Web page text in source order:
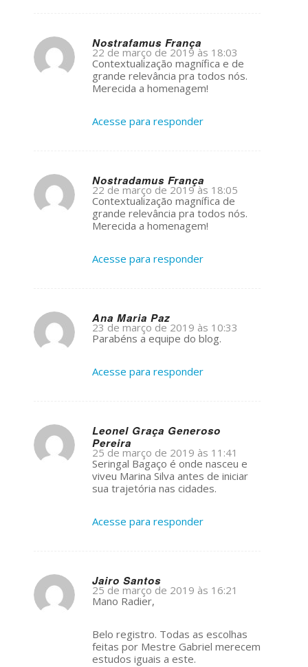
Nostrafamus França
s
ays:
22 de março de 2019 às 18:03
Contextualização magnífica e de
grande relevância pra todos nós.
Merecida a homenagem!
Acesse para responder
Nostradamus França
s
ays:
22 de março de 2019 às 18:05
Contextualização magnífica de
grande relevância pra todos nós.
Merecida a homenagem!
Acesse para responder
Ana Maria Paz
s
ays:
23 de março de 2019 às 10:33
Parabéns a equipe do blog.
Acesse para responder
Leonel Graça Generoso
Pereira
s
ays:
25 de março de 2019 às 11:41
Seringal Bagaço é onde nasceu e
viveu Marina Silva antes de iniciar
sua trajetória nas cidades.
Acesse para responder
Jairo Santos
s
ays:
25 de março de 2019 às 16:21
Mano Radier,
Belo registro. Todas as escolhas
feitas por Mestre Gabriel merecem
estudos iguais a este.